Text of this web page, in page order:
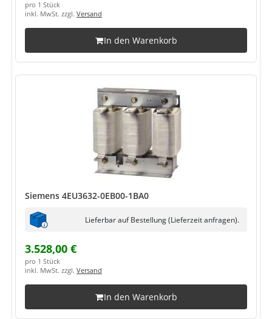
pro 1 Stück
inkl. MwSt. zzgl. Versand
In den Warenkorb
Siemens 4EU3632-0EB00-1BA0
Lieferbar auf Bestellung (Lieferzeit anfragen).
3.528,00 €
pro 1 Stück
inkl. MwSt. zzgl. Versand
In den Warenkorb